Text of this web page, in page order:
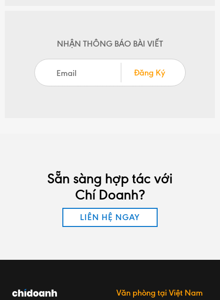
NHẬN THÔNG BÁO BÀI VIẾT
Đăng Ký
Sẵn sàng hợp tác với
Chí Doanh?
LIÊN HỆ NGAY
Văn phòng tại Việt Nam